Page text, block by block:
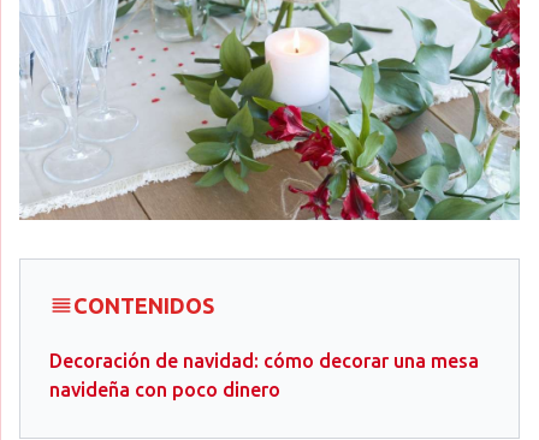
CONTENIDOS
Decoración de navidad: cómo decorar una mesa
navideña con poco dinero